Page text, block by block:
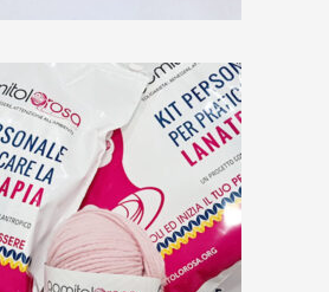
LANATERAPIA